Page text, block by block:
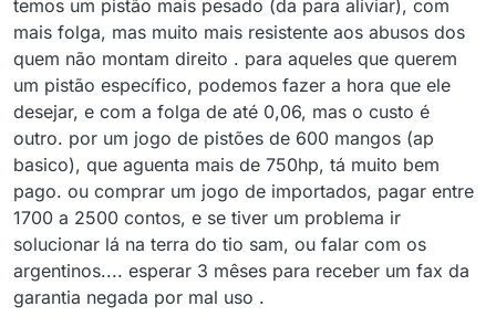
temos um pistão mais pesado (da para aliviar), com
mais folga, mas muito mais resistente aos abusos dos
quem não montam direito . para aqueles que querem
um pistão específico, podemos fazer a hora que ele
desejar, e com a folga de até 0,06, mas o custo é
outro. por um jogo de pistões de 600 mangos (ap
basico), que aguenta mais de 750hp, tá muito bem
pago. ou comprar um jogo de importados, pagar entre
1700 a 2500 contos, e se tiver um problema ir
solucionar lá na terra do tio sam, ou falar com os
argentinos.... esperar 3 mêses para receber um fax da
garantia negada por mal uso .